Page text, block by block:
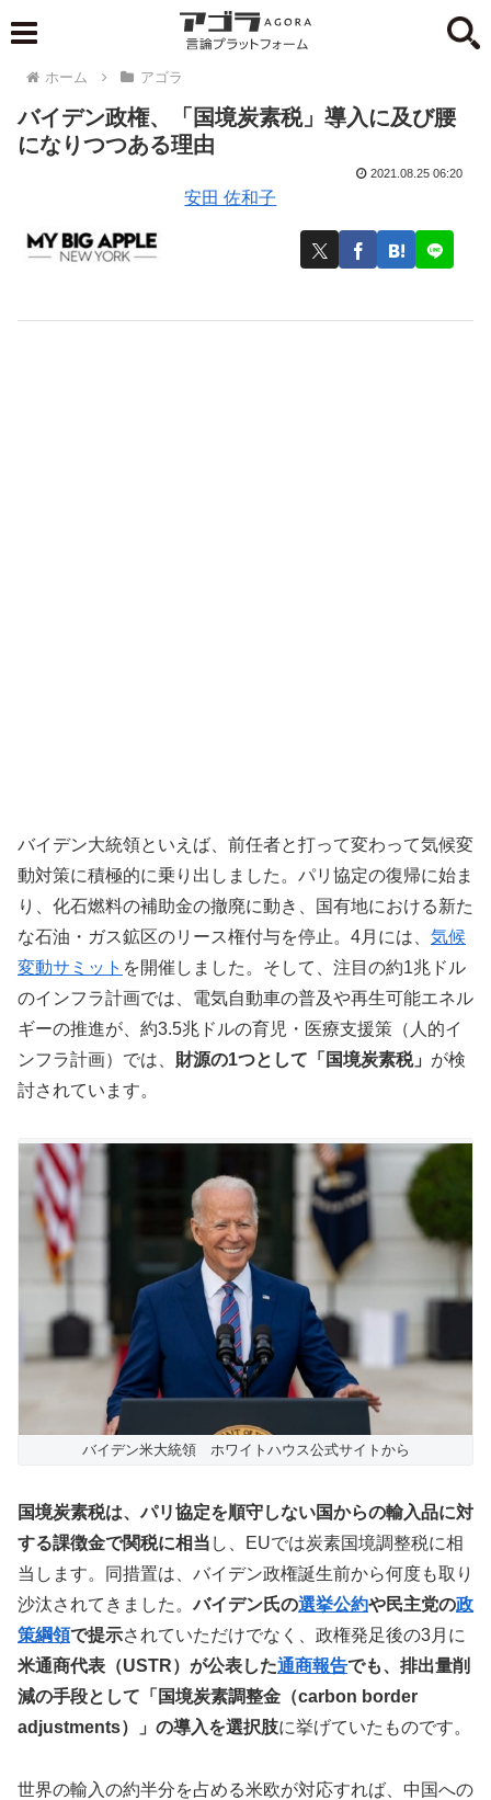
ホーム アゴラ
バイデン政権、「国境炭素税」導入に及び腰
になりつつある理由
安田 佐和子
2021.08.25 06:20
バイデン大統領といえば、前任者と打って変わって気候変
動対策に積極的に乗り出しました。パリ協定の復帰に始ま
り、化石燃料の補助金の撤廃に動き、国有地における新た
な石油・ガス鉱区のリース権付与を停止。4月には、 気候
変動サミット を開催しました。そして、注目の約1兆ドル
のインフラ計画では、電気自動車の普及や再生可能エネル
ギーの推進が、約3.5兆ドルの育児・医療支援策（人的イ
ンフラ計画）では、 財源の1つとして「国境炭素税」 が検
討されています。
バイデン米大統領 ホワイトハウス公式サイトから
国境炭素税は、パリ協定を順守しない国からの輸入品に対
する課徴金で関税に相当 し、EUでは炭素国境調整税に相
当します。同措置は、バイデン政権誕生前から何度も取り
沙汰されてきました。バイデン氏の選挙公約や民主党の政
策綱領で提示されていただけでなく、政権発足後の3月に
米通商代表（USTR）が公表した通商報告でも、排出量削
減の手段として「国境炭素調整金（carbon border
adjustments）」の導入を選択肢に挙げていたものです。
世界の輸入の約半分を占める米欧が対応すれば、中国への